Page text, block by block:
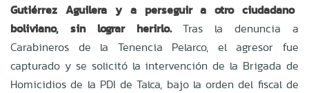
Gutiérrez Aguilera y a perseguir a otro ciudadano
boliviano, sin lograr herirlo.Tras la denuncia a
Carabineros de la Tenencia Pelarco, el agresor fue
capturado y se solicitó la intervención de la Brigada de
Homicidios de la PDI de Talca, bajo la orden del fiscal de